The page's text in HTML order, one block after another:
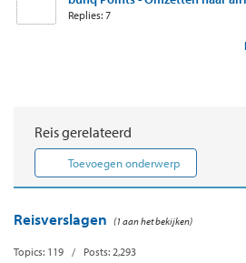
Replies: 7
Reis gerelateerd
Toevoegen onderwerp
Reisverslagen (1 aan het bekijken)
Topics: 119 / Posts: 2,293